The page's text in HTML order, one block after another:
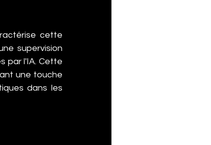
cette
supervision
par l'IA. Cette
une touche
dans les